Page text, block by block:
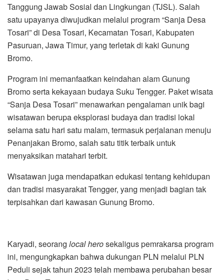
Tanggung Jawab Sosial dan Lingkungan (TJSL). Salah
satu upayanya diwujudkan melalui program “Sanja Desa
Tosari” di Desa Tosari, Kecamatan Tosari, Kabupaten
Pasuruan, Jawa Timur, yang terletak di kaki Gunung
Bromo.
Program ini memanfaatkan keindahan alam Gunung
Bromo serta kekayaan budaya Suku Tengger. Paket wisata
“Sanja Desa Tosari” menawarkan pengalaman unik bagi
wisatawan berupa eksplorasi budaya dan tradisi lokal
selama satu hari satu malam, termasuk perjalanan menuju
Penanjakan Bromo, salah satu titik terbaik untuk
menyaksikan matahari terbit.
Wisatawan juga mendapatkan edukasi tentang kehidupan
dan tradisi masyarakat Tengger, yang menjadi bagian tak
terpisahkan dari kawasan Gunung Bromo.
Karyadi, seorang local herosekaligus pemrakarsa program
ini, mengungkapkan bahwa dukungan PLN melalui PLN
Peduli sejak tahun 2023 telah membawa perubahan besar